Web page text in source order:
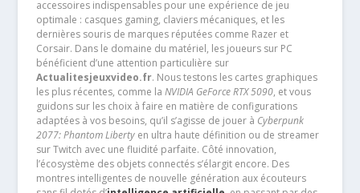
accessoires indispensables pour une expérience de jeu
optimale : casques gaming, claviers mécaniques, et les
dernières souris de marques réputées comme Razer et
Corsair. Dans le domaine du matériel, les joueurs sur PC
bénéficient d’une attention particulière sur
Actualitesjeuxvideo.fr. Nous testons les cartes graphiques
les plus récentes, comme la NVIDIA GeForce RTX 5090, et vous
guidons sur les choix à faire en matière de configurations
adaptées à vos besoins, qu’il s’agisse de jouer à Cyberpunk
2077: Phantom Libertyen ultra haute définition ou de streamer
sur Twitch avec une fluidité parfaite. Côté innovation,
l’écosystème des objets connectés s’élargit encore. Des
montres intelligentes de nouvelle génération aux écouteurs